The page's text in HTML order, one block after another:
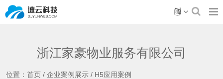
浙江家豪物业服务有限公司
位置： 首页 / 企业案例展示 / H5应用案例